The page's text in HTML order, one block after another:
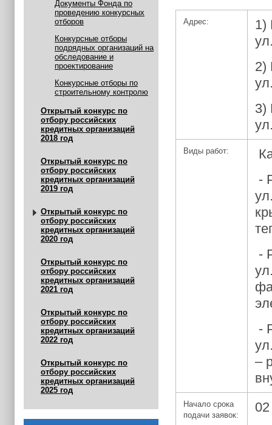
Документы Фонда по
проведению конкурсных
отборов
Конкурсные отборы
подрядных организаций на
обследование и
проектирование
Конкурсные отборы по
строительному контролю
Открытый конкурс по
отбору российских
кредитных организаций
2018 год
Открытый конкурс по
отбору российских
кредитных организаций
2019 год
Открытый конкурс по
отбору российских
кредитных организаций
2020 год
Открытый конкурс по
отбору российских
кредитных организаций
2021 год
Открытый конкурс по
отбору российских
кредитных организаций
2022 год
Открытый конкурс по
отбору российских
кредитных организаций
2025 год
Адрес:
1)
2)
3)
Виды работ:
-
-
-
–
Начало срока
подачи заявок: